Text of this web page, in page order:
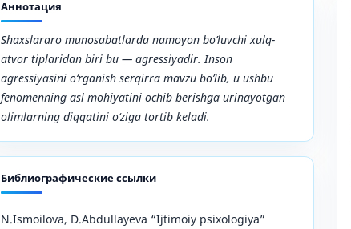
Аннотация
Shaxslararo munosabatlarda namoyon bo’luvchi xulq-
atvor tiplaridan biri bu — agressiyadir. Inson
agressiyasini o‘rganish serqirra mavzu bo’lib, u ushbu
fenomenning asl mohiyatini ochib berishga urinayotgan
olimlarning diqqatini o‘ziga tortib keladi.
Библиографические ссылки
N.Ismoilova, D.Abdullayeva “Ijtimoiy psixologiya”